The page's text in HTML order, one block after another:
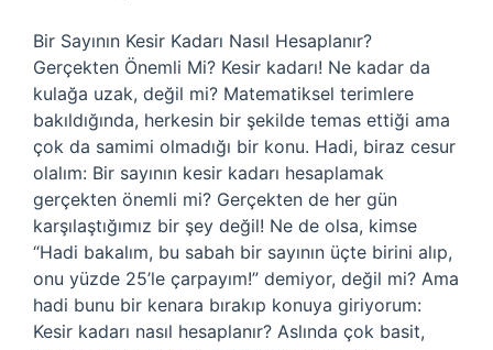
Bir Sayının Kesir Kadarı Nasıl Hesaplanır?
Gerçekten Önemli Mi? Kesir kadarı! Ne kadar da
kulağa uzak, değil mi? Matematiksel terimlere
bakıldığında, herkesin bir şekilde temas ettiği ama
çok da samimi olmadığı bir konu. Hadi, biraz cesur
olalım: Bir sayının kesir kadarı hesaplamak
gerçekten önemli mi? Gerçekten de her gün
karşılaştığımız bir şey değil! Ne de olsa, kimse
“Hadi bakalım, bu sabah bir sayının üçte birini alıp,
onu yüzde 25’le çarpayım!” demiyor, değil mi? Ama
hadi bunu bir kenara bırakıp konuya giriyorum:
Kesir kadarı nasıl hesaplanır? Aslında çok basit,